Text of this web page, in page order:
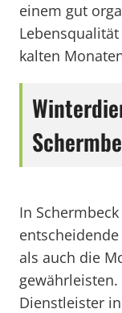
einem gut
kalten
In
als auch die
Dienstleister